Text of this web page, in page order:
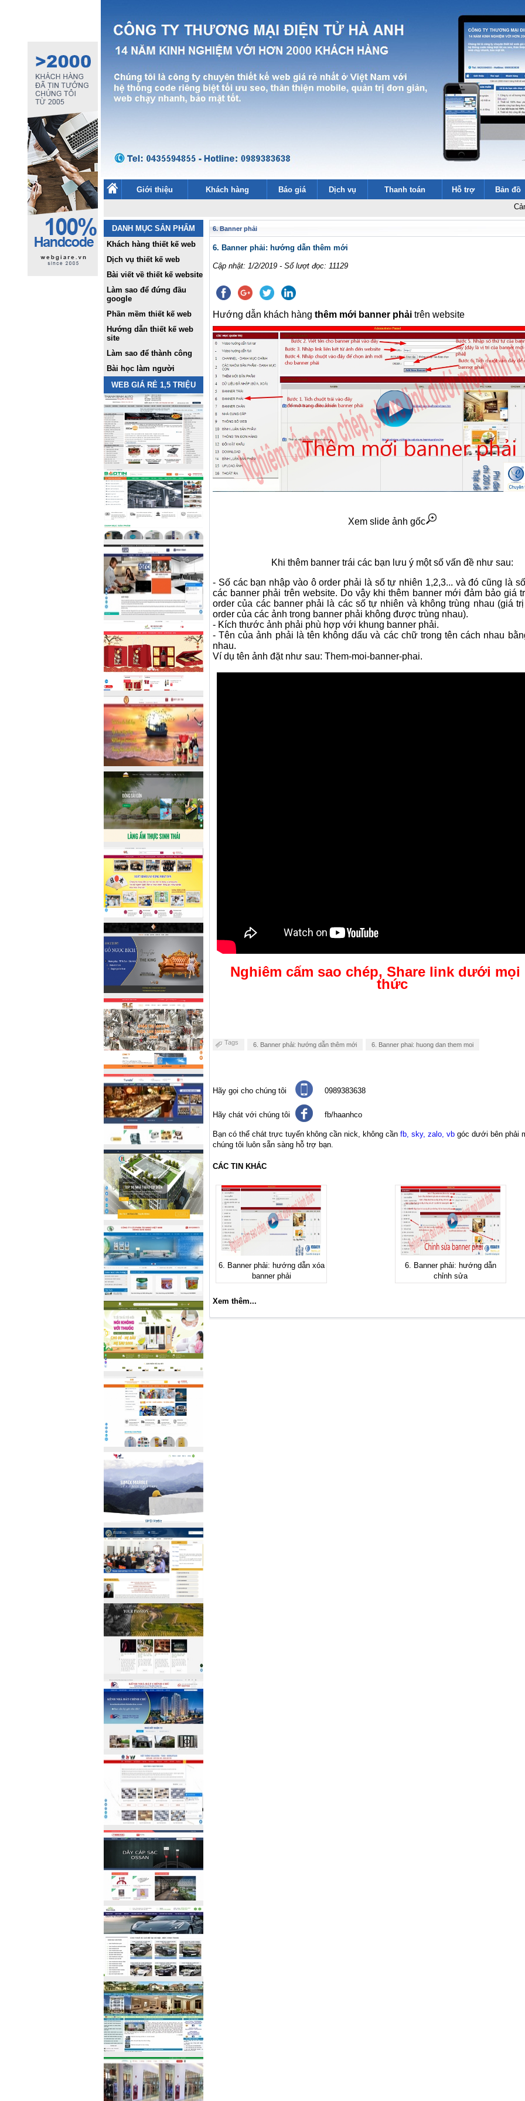
Giới thiệu Khách hàng Báo giá Dịch vụ Thanh toán Hỗ trợ
Bản đồ
Cảm ơn
DANH MỤC SẢN PHẨM
Khách hàng thiết kế web
Dịch vụ thiết kế web
Bài viết về thiết kế website
Làm sao để đứng đầu
google
Phần mềm thiết kế web
Hướng dẫn thiết kế web
site
Làm sao để thành công
Bài học làm người
WEB GIÁ RẺ 1,5 TRIỆU
6. Banner phải
6. Banner phải: hướng dẫn thêm mới
Cập nhật: 1/2/2019 - Số lượt đọc: 11129
Hướng dẫn khách hàng thêm mới banner phải trên website
Xem slide ảnh gốc
Khi thêm banner trái các bạn lưu ý một số vấn đề như sau:
- Số các bạn nhập vào ô order phải là số tự nhiên 1,2,3... và đó cũng là
các banner phải trên website. Do vậy khi thêm banner mới đảm bảo giá
order của các banner phải là các số tự nhiên và không trùng nhau (giá
order của các ảnh trong banner phải không được trùng nhau).
- Kích thước ảnh phải phù hợp với khung banner phải.
- Tên của ảnh phải là tên không dấu và các chữ trong tên cách nhau
nhau.
Ví dụ tên ảnh đặt như sau: Them-moi-banner-phai.
Nghiêm cấm sao chép, Share link dưới mọi
thức
Tags 6. Banner phải: hướng dẫn thêm mới 6. Banner phai: huong dan them moi
Hãy gọi cho chúng tôi 0989383638
Hãy chát với chúng tôi fb/haanhco
Bạn có thể chát trực tuyến không cần nick, không cần fb, sky, zalo, vb góc dưới bên phải
chúng tôi luôn sẵn sàng hỗ trợ bạn.
CÁC TIN KHÁC
6. Banner phải: hướng dẫn xóa
banner phải
6. Banner phải: hướng dẫn
chỉnh sửa
Xem thêm...